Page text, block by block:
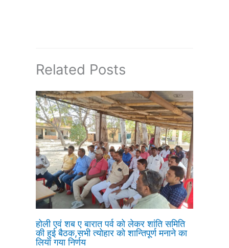
Related Posts
होली एवं शब ए बारात पर्व को लेकर शांति समिति
की हुई बैठक,सभी त्योहार को शान्तिपूर्ण मनाने का
लिया गया निर्णय